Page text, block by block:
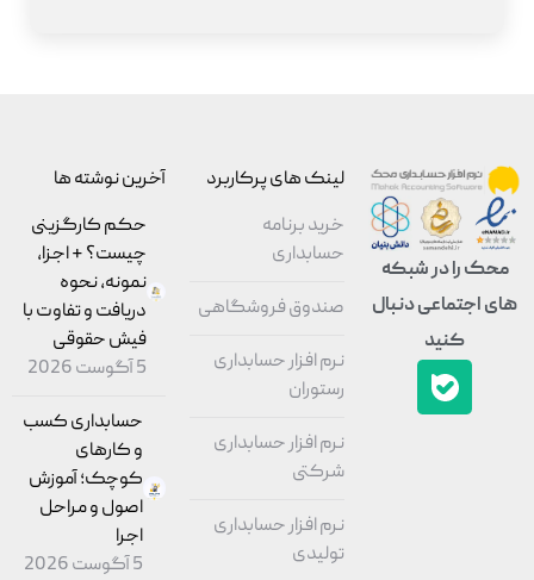
محک را در شبکه
های اجتماعی دنبال
کنید
لینک های پرکاربرد
خرید برنامه
حسابداری
صندوق فروشگاهی
نرم افزار حسابداری
رستوران
نرم افزار حسابداری
شرکتی
نرم افزار حسابداری
تولیدی
آخرین نوشته ها
حکم کارگزینی
چیست؟ + اجزا،
نمونه، نحوه
دریافت و تفاوت با
فیش حقوقی
5 آگوست 2026
حسابداری کسب
و کارهای
کوچک؛ آموزش
اصول و مراحل
اجرا
5 آگوست 2026